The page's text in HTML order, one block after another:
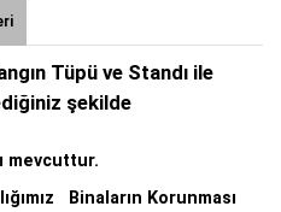
Tüpü ve Standı ile
şekilde
mevcuttur.
Binaların Korunması